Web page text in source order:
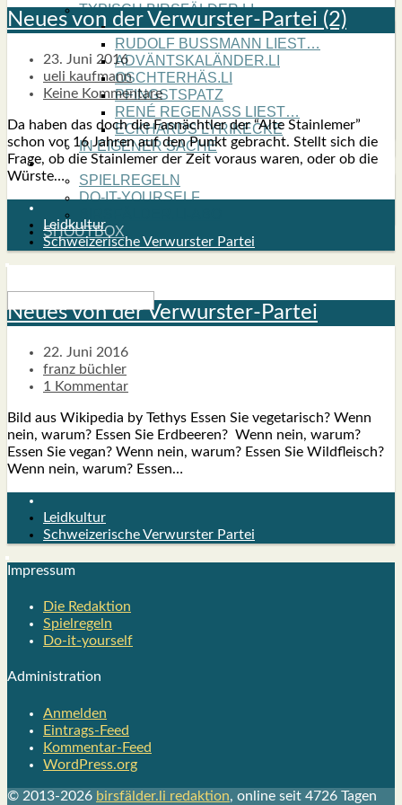
TYPISCH BIRSFÄLDER.LI
MATTIELLO
RUDOLF BUSS­MANN LIEST…
ADVÄNTSKALÄNDER.LI
OSCHTERHÄS.LI
PFINGST­SPATZ
RENÉ REGEN­ASS LIEST…
ECK­HARDS LYRIK­ECKE
IN EIGE­NER SACHE
SO GOOT’S
SPIEL­RE­GELN
DO-IT-YOUR­S­ELF
SHOUT­BOX
Neu­es von der Ver­wurs­ter-Par­tei (2)
23. Juni 2016
ueli kaufmann
Keine Kommentare
Da haben das doch die Fas­nächt­ler der “Alte Stain­le­mer”
schon vor 16 Jah­ren auf den Punkt gebracht. Stellt sich die
Fra­ge, ob die Stain­le­mer der Zeit vor­aus waren, oder ob die
Würs­te…
Leidkultur
Schweizerische Verwurster Partei
Neu­es von der Ver­wurs­ter-Par­tei
22. Juni 2016
franz büchler
1 Kommentar
Bild aus Wiki­pe­dia by Tethys Essen Sie vege­ta­risch? Wenn
nein, war­um? Essen Sie Erd­bee­ren? Wenn nein, war­um?
Essen Sie vegan? Wenn nein, war­um? Essen Sie Wild­fleisch?
Wenn nein, war­um? Essen…
Leidkultur
Schweizerische Verwurster Partei
Impres­sum
Die Redak­ti­on
Spiel­re­geln
Do-it-your­s­elf
Admi­nis­tra­ti­on
Anmelden
Eintrags-Feed
Kommentar-Feed
WordPress.org
© 2013-2026 birsfälder.li redaktion, online seit 4726 Tagen